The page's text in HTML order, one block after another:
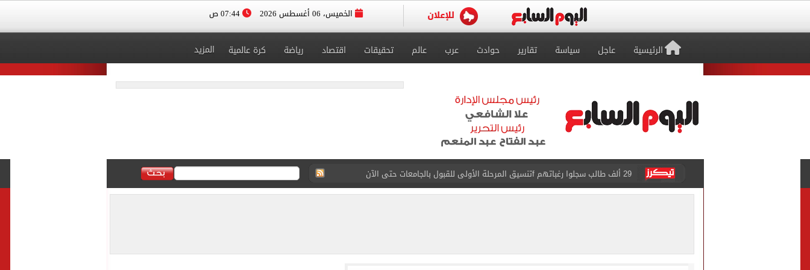
الخميس، 06 أغسطس 2026
الرئيسية عاجل سياسة تقارير حوادث عرب عالم تحقيقات اقتصاد رياضة كرة عالمية المزيد
حفلات U Arena تنطلق مع الهضبة عمرو دياب ضمن «يلا ساحل 2026» بالعلمين الجديدة
الآلاف يودعون عروس الشرقية إلى مثواها الأخير بعد وفاتها ليلة زفافها.. صور
الرئيس السيسى يستقبل ملك البحرين بمطار العلمين الدولى.. صور